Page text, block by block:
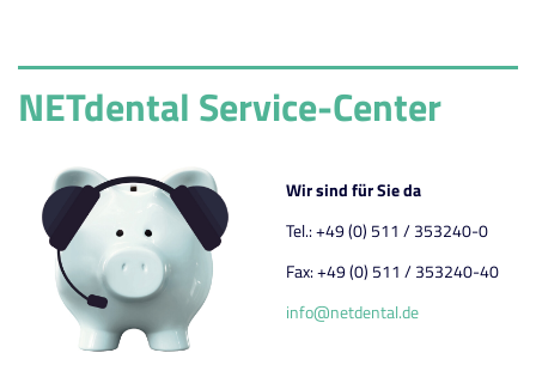
NETdental Service-Center
Wir sind für Sie da
Tel.: +49 (0) 511 / 353240-0
Fax: +49 (0) 511 / 353240-40
info@netdental.de